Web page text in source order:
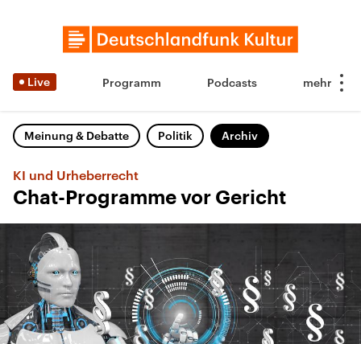
Live Programm Podcasts
Meinung & Debatte Politik Archiv
KI und Urheberrecht
Chat-Programme vor Gericht